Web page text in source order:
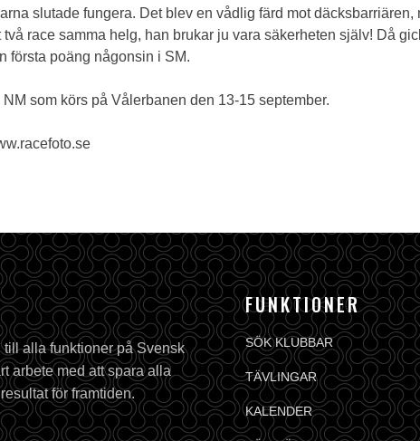
slutade fungera. Det blev en vådlig färd mot
race samma helg, han brukar ju vara säkerheten själv! Då
första poäng någonsin i SM.
som körs på Vålerbanen den 13-15 september.
alla funktioner på Svensk
arbete med att spara alla
för framtiden.
FUNKTIONER
SÖK KLUBBAR
TÄVLINGAR
KALENDER